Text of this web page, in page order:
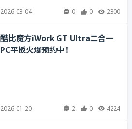
2026-03-04 0 0 2300
酷比魔方iWork GT Ultra二合一
PC平板火爆预约中！
2026-01-20 2 0 4224